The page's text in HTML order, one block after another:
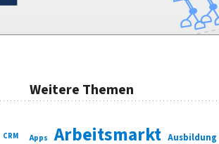
CRM
Weitere Themen
Apps Arbeitsmarkt Ausbildung